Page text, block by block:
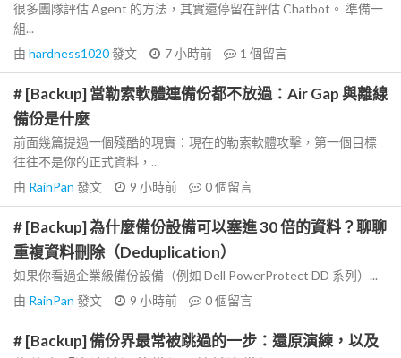
很多團隊評估 Agent 的方法，其實還停留在評估 Chatbot。 準備一
組...
由 hardness1020發文 7 小時前 1 個留言
# [Backup] 當勒索軟體連備份都不放過：Air Gap 與離線
備份是什麼
前面幾篇提過一個殘酷的現實：現在的勒索軟體攻擊，第一個目標
往往不是你的正式資料，...
由 RainPan 發文 9 小時前 0個留言
# [Backup] 為什麼備份設備可以塞進 30 倍的資料？聊聊
重複資料刪除（Deduplication）
如果你看過企業級備份設備（例如 Dell PowerProtect DD 系列）...
由 RainPan 發文 9 小時前 0個留言
# [Backup] 備份界最常被跳過的一步：還原演練，以及